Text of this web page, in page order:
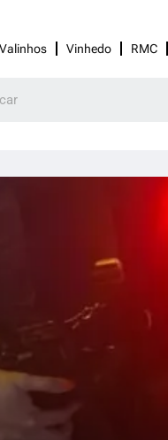
Valinhos Vinhedo RMC